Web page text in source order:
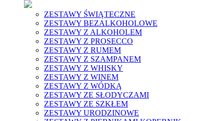
ZESTAWY ŚWIĄTECZNE
ZESTAWY BEZALKOHOLOWE
ZESTAWY Z ALKOHOLEM
ZESTAWY Z PROSECCO
ZESTAWY Z RUMEM
ZESTAWY Z SZAMPANEM
ZESTAWY Z WHISKY
ZESTAWY Z WINEM
ZESTAWY Z WÓDKĄ
ZESTAWY ZE SŁODYCZAMI
ZESTAWY ZE SZKŁEM
ZESTAWY URODZINOWE